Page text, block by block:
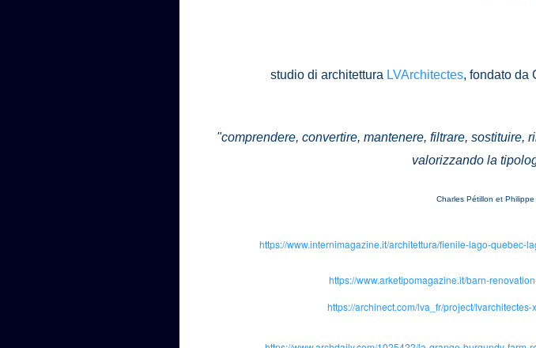
studio di architettura LVArchitectes, fondato da
"comprendere, convertire, mantenere, filtrare,
valorizzando la
Charles Pétillon et
https://www.internimagazine.it/architettura/fienile-lago-
https://www.arketipomagazine.it/barn-
https://archinect.com/lva_fr/project/